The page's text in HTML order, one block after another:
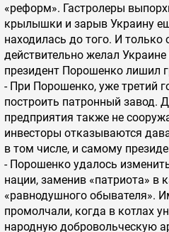
«реформ». Гастролеры
крылышки и зарыв Украину
находилась до того. И
действительно желал
президент Порошенко лишил
- При Порошенко, уже третий
построить патронный завод.
предприятия также не
инвесторы отказываются
в том числе, и самому
- Порошенко удалось
нации, заменив «патриота» в
«равнодушного обывателя».
промолчали, когда в котлах
народную добровольческую